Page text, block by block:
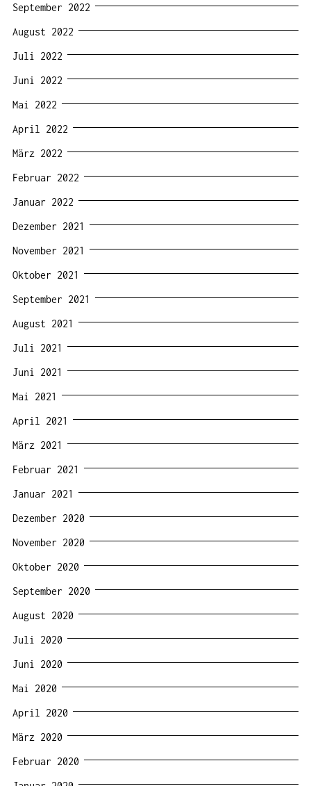
September 2022
August 2022
Juli 2022
Juni 2022
Mai 2022
April 2022
März 2022
Februar 2022
Januar 2022
Dezember 2021
November 2021
Oktober 2021
September 2021
August 2021
Juli 2021
Juni 2021
Mai 2021
April 2021
März 2021
Februar 2021
Januar 2021
Dezember 2020
November 2020
Oktober 2020
September 2020
August 2020
Juli 2020
Juni 2020
Mai 2020
April 2020
März 2020
Februar 2020